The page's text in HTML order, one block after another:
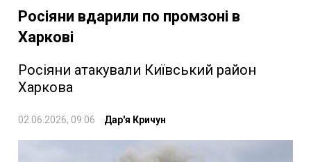
Росіяни вдарили по промзоні в
Харкові
Росіяни атакували Київський район
Харкова
02.06.2026, 09:06 Дар'я Кричун